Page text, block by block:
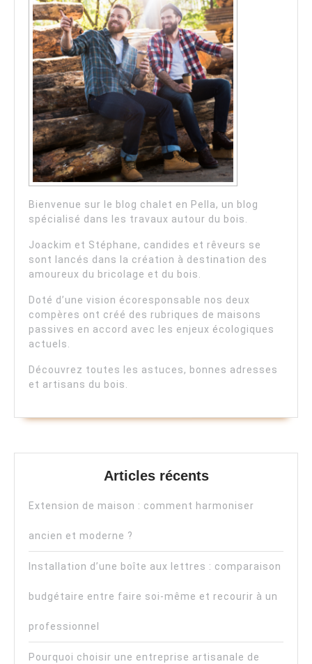
Bienvenue sur le blog chalet en Pella, un blog
spécialisé dans les travaux autour du bois.
Joackim et Stéphane, candides et rêveurs se
sont lancés dans la création à destination des
amoureux du bricolage et du bois.
Doté d’une vision écoresponsable nos deux
compères ont créé des rubriques de maisons
passives en accord avec les enjeux écologiques
actuels.
Découvrez toutes les astuces, bonnes adresses
et artisans du bois.
Articles récents
Extension de maison : comment harmoniser
ancien et moderne ?
Installation d’une boîte aux lettres : comparaison
budgétaire entre faire soi-même et recourir à un
professionnel
Pourquoi choisir une entreprise artisanale de